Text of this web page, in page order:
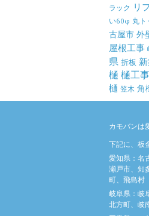
ラック リ
い60φ 丸ト
古屋市 外
屋根工事
県 折板
樋 樋工事
樋 笠木 角
カモバンは
下記に、板
愛知県：名
瀬戸市、知
町、飛島村
岐阜県：岐
北方町、岐